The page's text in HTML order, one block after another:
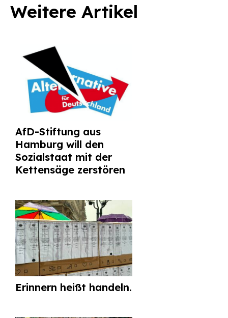
Weitere Artikel
AfD-Stiftung aus
Hamburg will den
Sozialstaat mit der
Kettensäge zerstören
Erinnern heißt handeln.